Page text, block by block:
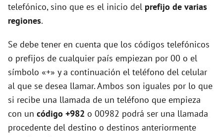
telefónico, sino que es el inicio del prefijo de varias
regiones.
Se debe tener en cuenta que los códigos telefónicos
o prefijos de cualquier país empiezan por 00 o el
símbolo «+» y a continuación el teléfono del celular
al que se desea llamar. Ambos son iguales por lo que
si recibe una llamada de un teléfono que empieza
con un código +982 o 00982 podrá ser una llamada
procedente del destino o destinos anteriormente